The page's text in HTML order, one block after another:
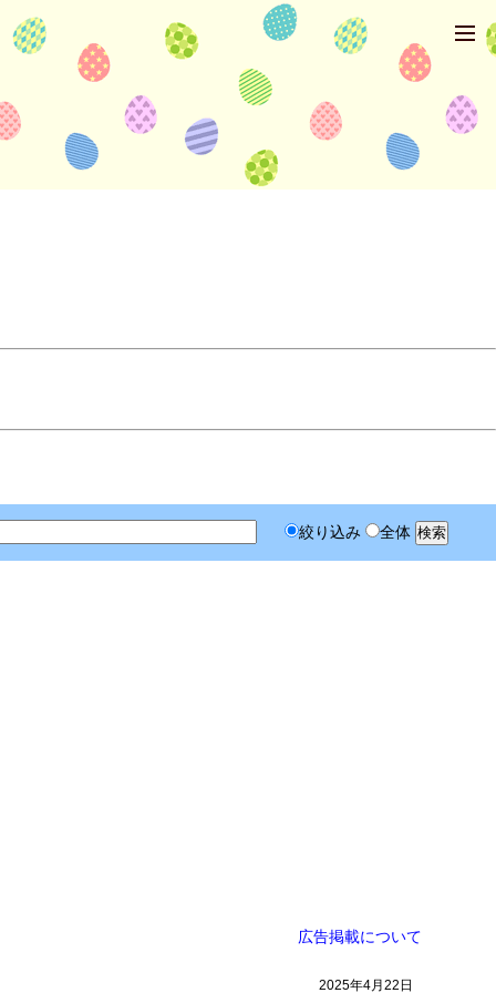
絞り込み 全体
広告掲載について
2025年4月22日